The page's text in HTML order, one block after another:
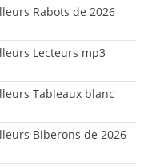
Rabots de 2026
Lecteurs mp3
Tableaux blanc
Biberons de 2026